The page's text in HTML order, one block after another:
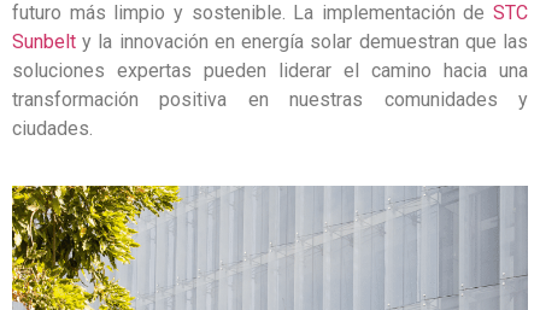
futuro más limpio y sostenible. La implementación de STC
Sunbelt y la innovación en energía solar demuestran que las
soluciones expertas pueden liderar el camino hacia una
transformación positiva en nuestras comunidades y
ciudades.